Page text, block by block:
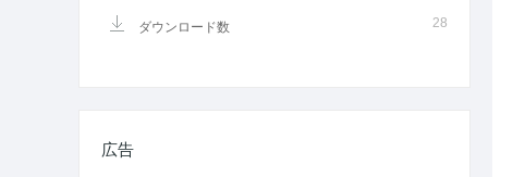
ダウンロード数 28
広告